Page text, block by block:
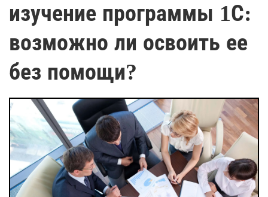
изучение программы 1С:
возможно ли освоить ее
без помощи?